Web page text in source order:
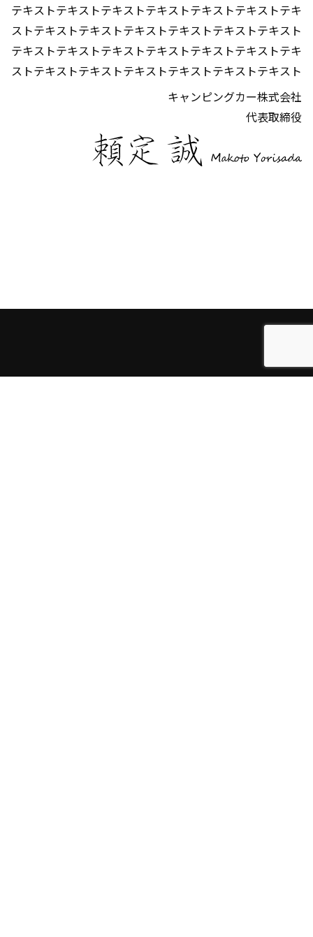
テキストテキストテキストテキストテキストテキストテキ
ストテキストテキストテキストテキストテキストテキスト
テキストテキストテキストテキストテキストテキストテキ
ストテキストテキストテキストテキストテキストテキスト
キャンピングカー株式会社
代表取締役